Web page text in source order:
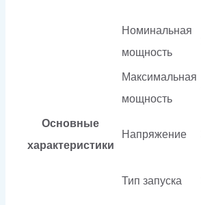
Основные
характеристики
Номинальная
мощность
Максимальная
мощность
Напряжение
Тип запуска